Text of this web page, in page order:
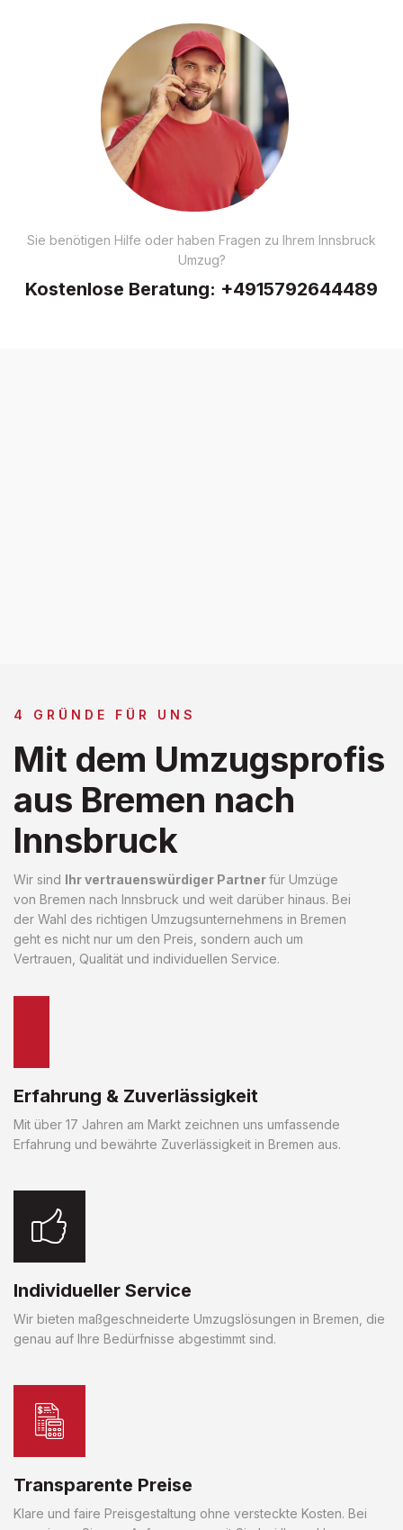
Sie benötigen Hilfe oder haben Fragen zu Ihrem Innsbruck
Umzug?
Kostenlose Beratung: +4915792644489
4 GRÜNDE FÜR UNS
Mit dem Umzugsprofis
aus Bremen nach
Innsbruck
Wir sind Ihr vertrauenswürdiger Partnerfür Umzüge
von Bremen nach Innsbruck und weit darüber hinaus. Bei
der Wahl des richtigen Umzugsunternehmens in Bremen
geht es nicht nur um den Preis, sondern auch um
Vertrauen, Qualität und individuellen Service.
Erfahrung & Zuverlässigkeit
Mit über 17 Jahren am Markt zeichnen uns umfassende
Erfahrung und bewährte Zuverlässigkeit in Bremen aus.
Individueller Service
Wir bieten maßgeschneiderte Umzugslösungen in Bremen, die
genau auf Ihre Bedürfnisse abgestimmt sind.
Transparente Preise
Klare und faire Preisgestaltung ohne versteckte Kosten. Bei